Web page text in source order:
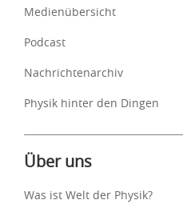
Medienübersicht
Podcast
Nachrichtenarchiv
Physik hinter den Dingen
Über uns
Was ist Welt der Physik?